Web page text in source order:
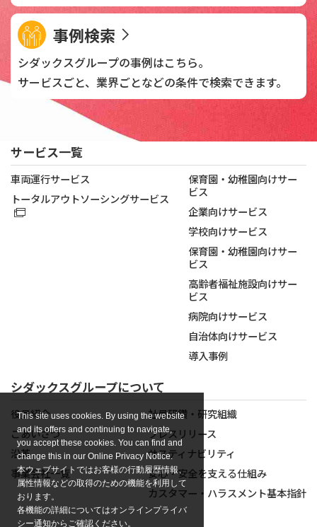
This site uses cookies. By using the website
and its offers and continuing to navigate,
you accept these cookies. You can find and
change this in our Online Privacy Notice.
本ウェブサイトではお客様の行動履歴情報、
属性情報などの取得のための機能を利用して
おります。
各機能の詳細についてはオンラインプライバ
シー通知からご確認ください。
事例検索
シダックスグループの事例はこちら。
サービスごと、業界ごとなどの条件で検索できます。
サービス一覧
車両運行サービス
トータルアウトソーシングサービス
保育園・幼稚園向けサー
ビス
企業向けサービス
学校向けサービス
保育園・幼稚園向けサー
ビス
高齢者福祉施設向けサー
ビス
病院向けサービス
自治体向けサービス
導入事例
シダックスグループについて
役員紹介
ごあいさつ
沿革
事業会社一覧
社員研鑽・研究組織
プレスリリース
サスティナビリティ
安心・安全を支える仕組み
カスタマー・ハラスメント基本指針